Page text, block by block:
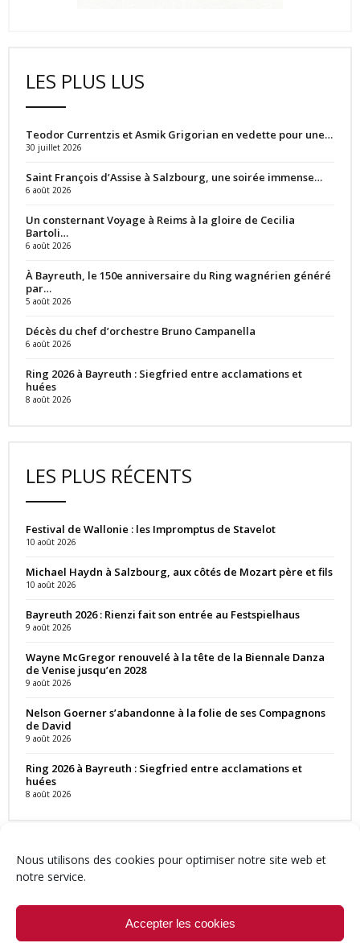
Nous utilisons des cookies pour optimiser notre site web et
notre service.
Accepter les cookies
LES PLUS LUS
Teodor Currentzis et Asmik Grigorian en vedette pour une…
30 juillet 2026
Saint François d’Assise à Salzbourg, une soirée immense…
6 août 2026
Un consternant Voyage à Reims à la gloire de Cecilia
Bartoli…
6 août 2026
À Bayreuth, le 150e anniversaire du Ring wagnérien généré
par…
5 août 2026
Décès du chef d’orchestre Bruno Campanella
6 août 2026
Ring 2026 à Bayreuth : Siegfried entre acclamations et
huées
8 août 2026
LES PLUS RÉCENTS
Festival de Wallonie : les Impromptus de Stavelot
10 août 2026
Michael Haydn à Salzbourg, aux côtés de Mozart père et fils
10 août 2026
Bayreuth 2026 : Rienzi fait son entrée au Festspielhaus
9 août 2026
Wayne McGregor renouvelé à la tête de la Biennale Danza
de Venise jusqu’en 2028
9 août 2026
Nelson Goerner s’abandonne à la folie de ses Compagnons
de David
9 août 2026
Ring 2026 à Bayreuth : Siegfried entre acclamations et
huées
8 août 2026